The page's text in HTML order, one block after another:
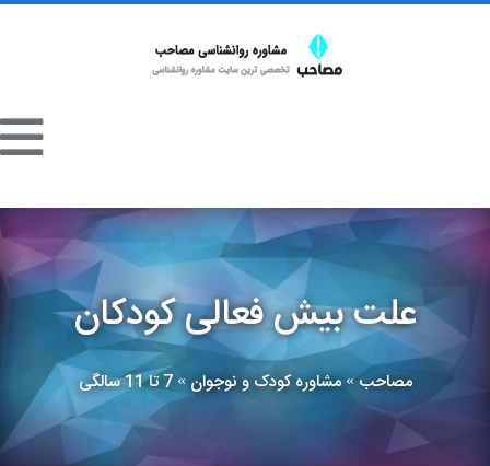
علت بیش فعالی کودکان
مصاحب»مشاوره کودک و نوجوان »7 تا 11 سالگی